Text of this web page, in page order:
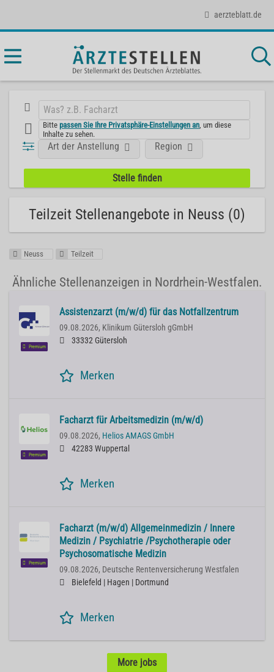
aerzteblatt.de
Bittepassen Sie Ihre Privatsphäre-Einstellungen an , um diese
Inhalte zu sehen.
Art der Anstellung Region
Teilzeit Stellenangebote in Neuss (0)
Neuss Teilzeit
Ähnliche Stellenanzeigen in Nordrhein-Westfalen.
Premium
Assistenzarzt (m/w/d) für das Notfallzentrum
09.08.2026, Klinikum Gütersloh gGmbH
33332 Gütersloh
Merken
Premium
Facharzt für Arbeitsmedizin (m/w/d)
09.08.2026, Helios AMAGS GmbH
42283 Wuppertal
Merken
Premium
Facharzt (m/w/d) Allgemeinmedizin / Innere
Medizin / Psychiatrie /Psychotherapie oder
Psychosomatische Medizin
09.08.2026, Deutsche Rentenversicherung Westfalen
Bielefeld | Hagen | Dortmund
Merken
More jobs